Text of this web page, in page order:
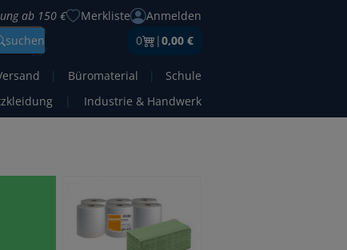
ab 150 € Merkliste
Anmelden
suchen 0 |0,00 €
| Büromaterial |
Schule
| Industrie & Handwerk